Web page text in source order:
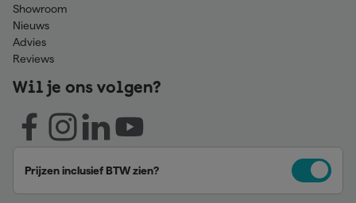
Showroom
Nieuws
Advies
Reviews
Wil je ons volgen?
Prijzen inclusief BTW zien?